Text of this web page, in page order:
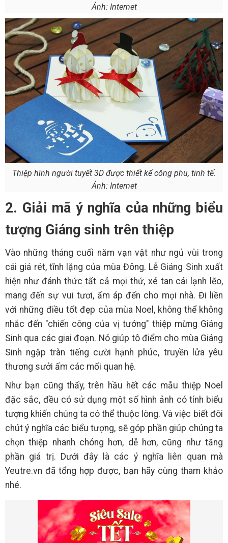
Ảnh: Internet
Thiệp hình người tuyết 3D được thiết kế công phu, tinh tế.
Ảnh: Internet
2. Giải mã ý nghĩa của những biểu
tượng Giáng sinh trên thiệp
Vào những tháng cuối năm vạn vật như ngủ vùi trong
cái giá rét, tĩnh lặng của mùa Đông. Lễ Giáng Sinh xuất
hiện như đánh thức tất cả mọi thứ, xé tan cái lạnh lẽo,
mang đến sự vui tươi, ấm áp đến cho mọi nhà. Đi liền
với những điều tốt đẹp của mùa Noel, không thể không
nhắc đến "chiến công của vị tướng" thiệp mừng Giáng
Sinh qua các giai đoạn. Nó giúp tô điểm cho mùa Giáng
Sinh ngập tràn tiếng cười hạnh phúc, truyền lửa yêu
thương sưởi ấm các mối quan hệ.
Như bạn cũng thấy, trên hầu hết các mẫu thiệp Noel
đặc sắc, đều có sử dụng một số hình ảnh có tính biểu
tượng khiến chúng ta có thể thuộc lòng. Và việc biết đôi
chút ý nghĩa các biểu tượng, sẽ góp phần giúp chúng ta
chọn thiệp nhanh chóng hơn, dễ hơn, cũng như tăng
phần giá trị. Dưới đây là các ý nghĩa liên quan mà
Yeutre.vn đã tổng hợp được, bạn hãy cùng tham khảo
nhé.